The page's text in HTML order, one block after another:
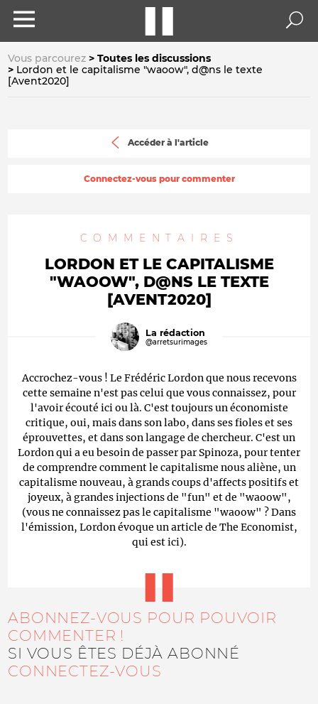
Vous parcourez
Toutes les discussions
Lordon et le capitalisme "waoow", d@ns le texte
[Avent2020]
Accéder à l'article
Connectez-vous pour commenter
COMMENTAIRES
LORDON ET LE CAPITALISME
"WAOOW", D@NS LE TEXTE
[AVENT2020]
La rédaction
@arretsurimages
Accrochez-vous ! Le Frédéric Lordon que nous recevons
cette semaine n'est pas celui que vous connaissez, pour
l'avoir écouté ici ou là. C'est toujours un économiste
critique, oui, mais dans son labo, dans ses fioles et ses
éprouvettes, et dans son langage de chercheur. C'est un
Lordon qui a eu besoin de passer par Spinoza, pour tenter
de comprendre comment le capitalisme nous aliène, un
capitalisme nouveau, à grands coups d'affects positifs et
joyeux, à grandes injections de "fun" et de "waoow",
(vous ne connaissez pas le capitalisme "waoow" ? Dans
l'émission, Lordon évoque un article de The Economist,
qui est ici).
ABONNEZ-VOUS POUR POUVOIR
COMMENTER !
SI VOUS ÊTES DÉJÀ ABONNÉ
CONNECTEZ-VOUS